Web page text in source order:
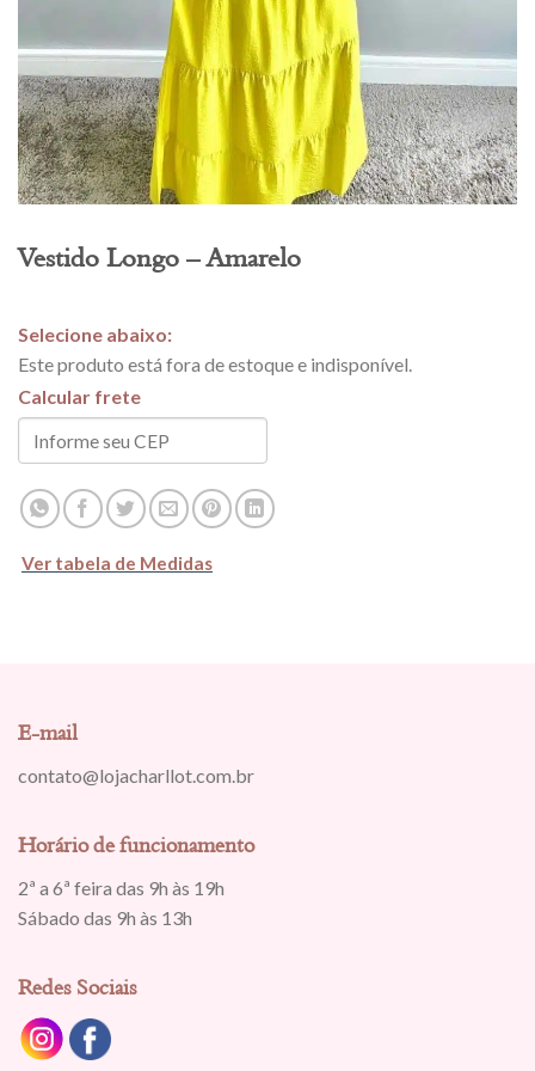
Vestido Longo – Amarelo
Este produto está fora de estoque e indisponível.
Calcular frete
Ver tabela de Medidas
E-mail
contato@lojacharllot.com.br
Horário de funcionamento
2ª a 6ª feira das 9h às 19h
Sábado das 9h às 13h
Redes Sociais